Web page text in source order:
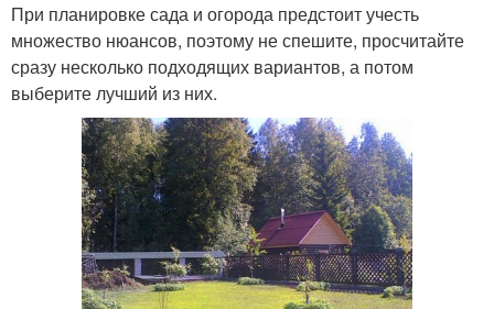
При планировке сада и огорода предстоит учесть
множество нюансов, поэтому не спешите, просчитайте
сразу несколько подходящих вариантов, а потом
выберите лучший из них.